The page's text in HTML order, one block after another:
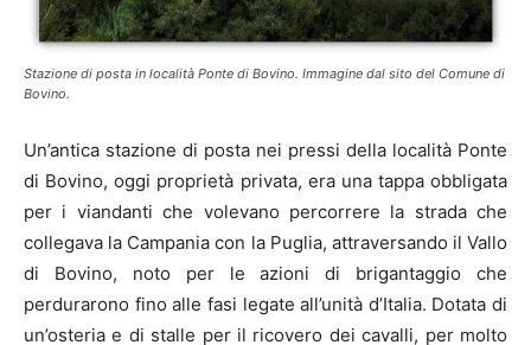
Stazione di posta in località Ponte di Bovino. Immagine dal sito del Comune di
Bovino.
Un’antica stazione di posta nei pressi della località Ponte
di Bovino, oggi proprietà privata, era una tappa obbligata
per i viandanti che volevano percorrere la strada che
collegava la Campania con la Puglia, attraversando il Vallo
di Bovino, noto per le azioni di brigantaggio che
perdurarono fino alle fasi legate all’unità d’Italia. Dotata di
un’osteria e di stalle per il ricovero dei cavalli, per molto